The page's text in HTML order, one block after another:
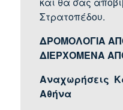
Στρατοπέδου.
ΔΡΟΜΟΛΟΓΙΑ
ΔΙΕΡΧΟΜΕΝΑ
Αναχωρήσεις
Αθήνα